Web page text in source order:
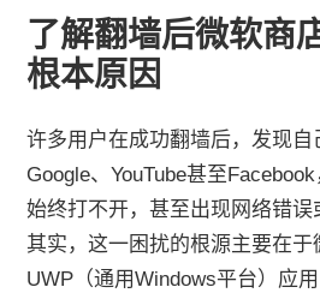
了解翻墙后微软商
根本原因
许多用户在成功翻墙后，发现自
Google、YouTube甚至
始终打不开，甚至出现网络错误
其实，这一困扰的根源主要在于
UWP（通用Windows平台）应